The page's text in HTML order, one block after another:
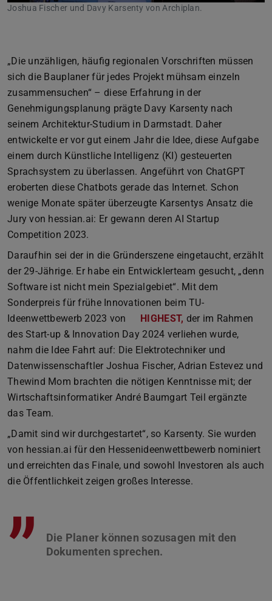
Joshua Fischer und Davy Karsenty von Archiplan.
„Die unzähligen, häufig regionalen Vorschriften müssen
sich die Bauplaner für jedes Projekt mühsam einzeln
zusammensuchen“ – diese Erfahrung in der
Genehmigungsplanung prägte Davy Karsenty nach
seinem Architektur-Studium in Darmstadt. Daher
entwickelte er vor gut einem Jahr die Idee, diese Aufgabe
einem durch Künstliche Intelligenz (KI) gesteuerten
Sprachsystem zu überlassen. Angeführt von ChatGPT
eroberten diese Chatbots gerade das Internet. Schon
wenige Monate später überzeugte Karsentys Ansatz die
Jury von hessian.ai: Er gewann deren AI Startup
Competition 2023.
Daraufhin sei der in die Gründerszene eingetaucht, erzählt
der 29-Jährige. Er habe ein Entwicklerteam gesucht, „denn
Software ist nicht mein Spezialgebiet“. Mit dem
Sonderpreis für frühe Innovationen beim TU-
Ideenwettbewerb 2023 von
HIGHEST, der im Rahmen
des Start-up & Innovation Day 2024 verliehen wurde,
nahm die Idee Fahrt auf: Die Elektrotechniker und
Datenwissenschaftler Joshua Fischer, Adrian Estevez und
Thewind Mom brachten die nötigen Kenntnisse mit; der
Wirtschaftsinformatiker André Baumgart Teil ergänzte
das Team.
„Damit sind wir durchgestartet“, so Karsenty. Sie wurden
von hessian.ai für den Hessenideenwettbewerb nominiert
und erreichten das Finale, und sowohl Investoren als auch
die Öffentlichkeit zeigen großes Interesse.
”
Die Planer können sozusagen mit den